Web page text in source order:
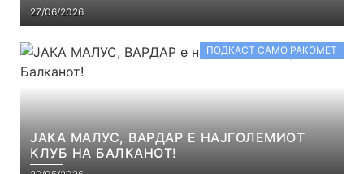
27/06/2026
ПОДКАСТ САМО РАКОМЕТ
ЈАКА МАЛУС, ВАРДАР Е НАЈГОЛЕМИОТ
КЛУБ НА БАЛКАНОТ!